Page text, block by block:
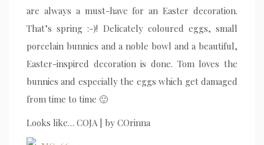
are always a must-have for an Easter decoration.
That’s spring :-)! Delicately coloured eggs, small
porcelain bunnies and a noble bowl and a beautiful,
Easter-inspired decoration is done. Tom loves the
bunnies and especially the eggs which get damaged
from time to time 🙂
Looks like… COJA | by COrinna